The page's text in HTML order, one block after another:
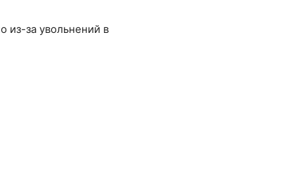
из-за увольнений в